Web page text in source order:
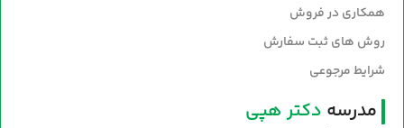
همکاری در فروش
روش های ثبت سفارش
شرایط مرجوعی
مدرسه دکتر هپی